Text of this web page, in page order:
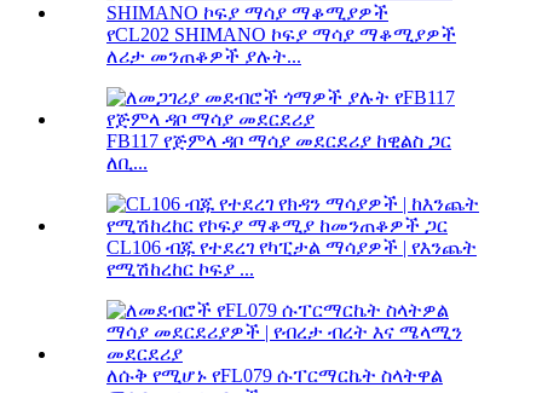
የCL202 SHIMANO ኮፍያ ማሳያ ማቆሚያዎች
ለሪታ መንጠቆዎች ያሉት...
FB117 የጅምላ ዳቦ ማሳያ መደርደሪያ ከዊልስ ጋር
ለቢ...
CL106 ብጁ የተደረገ የካፒታል ማሳያዎች | የእንጨት
የሚሽከረከር ኮፍያ ...
ለሱቅ የሚሆኑ የFL079 ሱፐርማርኬት ስላትዋል